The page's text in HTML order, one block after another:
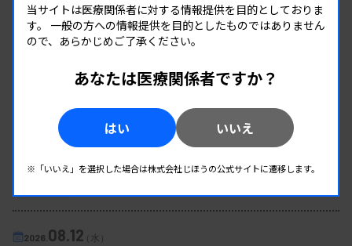
イベント情報
08.09
東部地区 広島県精度管理報告会
広島県臨床検査技師会
開催場所 : 広島県
2026. 08.12（水）
当サイトは医療関係者に対する情報提供を目的としておりま
す。 一般の方への情報提供を目的としたものではありません
ので、あらかじめご了承ください。
あなたは医療関係者ですか？
はい いいえ
※「いいえ」を選択した場合は株式会社じほうの公式サイトに遷移します。